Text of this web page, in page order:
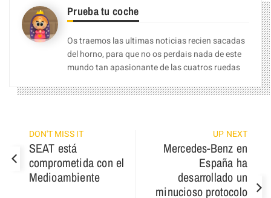
Prueba tu coche
Os traemos las ultimas noticias recien sacadas
del horno, para que no os perdais nada de este
mundo tan apasionante de las cuatros ruedas
DON'T MISS IT
SEAT está
comprometida con el
Medioambiente
UP NEXT
Mercedes-Benz en
España ha
desarrollado un
minucioso protocolo